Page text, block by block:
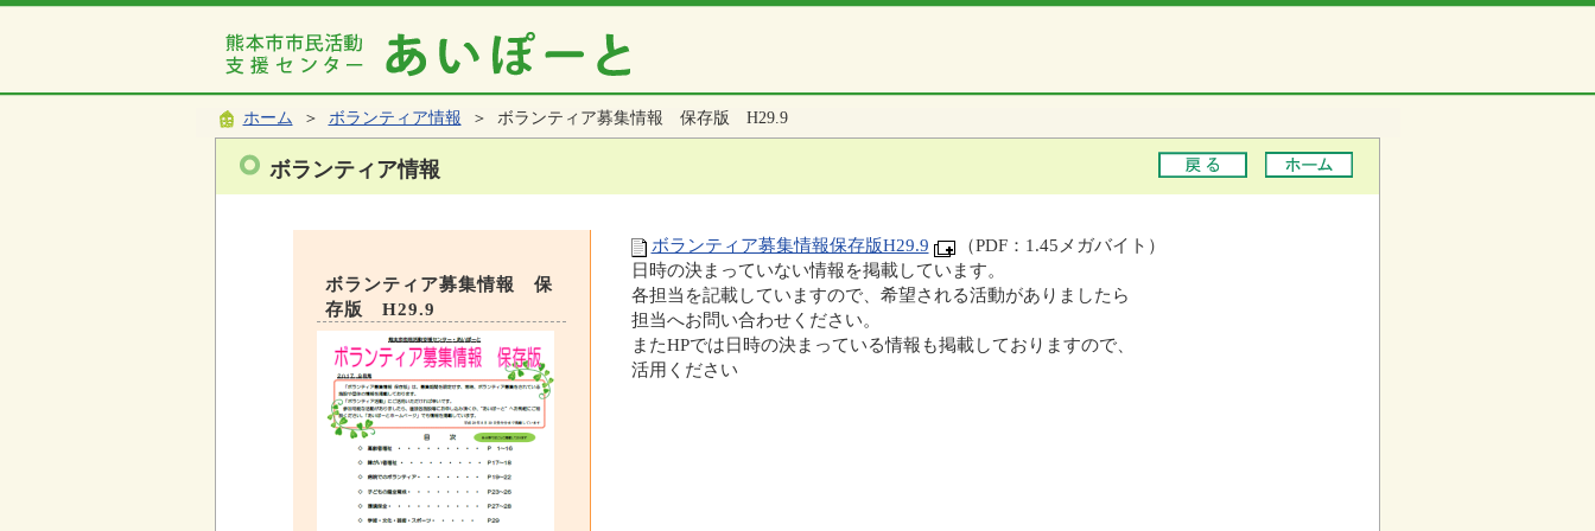
ホーム ＞ ボランティア情報 ＞ ボランティア募集情報 保存版 H29.9
ボランティア情報
ボランティア募集情報 保
存版 H29.9
ボランティア募集情報保存版H29.9
（PDF：1.45メガバイト）
日時の決まっていない情報を掲載しています。
各担当を記載していますので、希望される活動がありましたら
担当へお問い合わせください。
またHPでは日時の決まっている情報も掲載しておりますので、
活用ください